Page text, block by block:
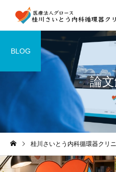
論
BLOG
桂川さいとう内科循環器クリ